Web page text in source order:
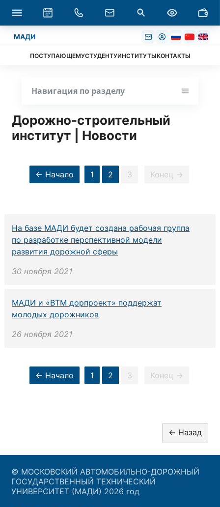
МАДИ
ПОСТУПАЮЩЕМУСТУДЕНТУИНСТИТУТЫКОНТАКТЫ
Дорожно-строительный
институт | Новости
← Начало 1 2 3 Конец →
На базе МАДИ будет создана рабочая группа
по разработке перспективной модели
развития дорожной сферы
30 ноября 2021
МАДИ и «ВТМ дорпроект» поддержат
молодых дорожников
26 ноября 2021
← Начало 1 2 3 Конец →
Навигация по разделу
© МОСКОВСКИЙ АВТОМОБИЛЬНО-ДОРОЖНЫЙ
ГОСУДАРСТВЕННЫЙ ТЕХНИЧЕСКИЙ
УНИВЕРСИТЕТ (МАДИ) 2026 год